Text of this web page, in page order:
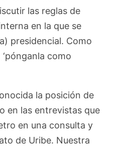
las reglas de
en la que se
presidencial. Como
como
la posición de
en las entrevistas que
en una consulta y
de Uribe. Nuestra